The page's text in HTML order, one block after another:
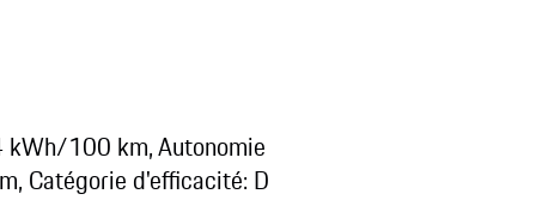
kWh/100 km, Autonomie
Catégorie d'efficacité: D